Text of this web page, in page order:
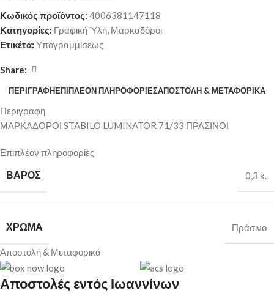
Κωδικός προϊόντος: 4006381147118
Κατηγορίες: Γραφική Ύλη, Μαρκαδόροι
Ετικέτα: Υπογραμμίσεως
Share:
ΠΕΡΙΓΡΑΦΉΕΠΙΠΛΈΟΝ ΠΛΗΡΟΦΟΡΊΕΣΑΠΟΣΤΟΛΉ & ΜΕΤΑΦΟΡΙΚΆ
Περιγραφή
ΜΑΡΚΑΔΟΡΟΙ STABILO LUMINATOR 71/33 ΠΡΑΣΙΝΟΙ
Επιπλέον πληροφορίες
ΒΆΡΟΣ 0,3 κ.
ΧΡΏΜΑ Πράσινο
Αποστολή & Μεταφορικά
Αποστολές εντός Ιωαννίνων